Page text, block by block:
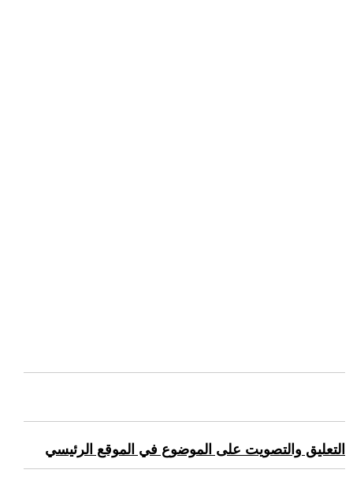
التعليق والتصويت على الموضوع في الموقع الرئيسي